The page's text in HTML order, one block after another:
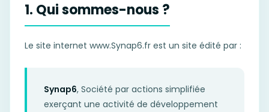
1. Qui sommes-nous ?
Le site internet www.Synap6.fr est un site édité par :
Synap6, Société par actions simplifiée
exerçant une activité de développement